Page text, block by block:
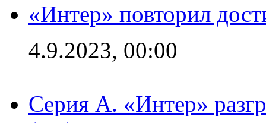
«Интер» повторил
4.9.2023, 00:00
Серия А. «Интер»